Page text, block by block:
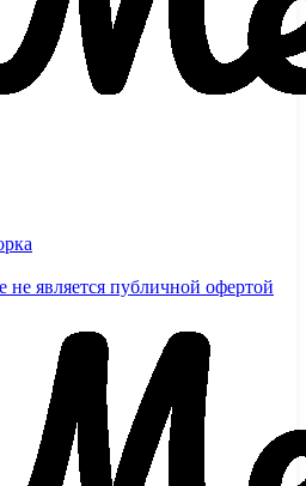
является публичной офертой